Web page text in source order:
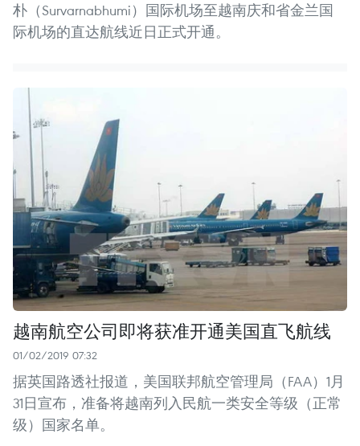
朴（Survarnabhumi）国际机场至越南庆和省金兰国
际机场的直达航线近日正式开通。
越南航空公司即将获准开通美国直飞航线
01/02/2019 07:32
据英国路透社报道，美国联邦航空管理局（FAA）1月
31日宣布，准备将越南列入民航一类安全等级（正常
级）国家名单。